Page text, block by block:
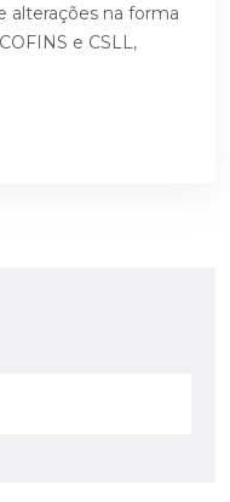
alterações na forma
e CSLL,